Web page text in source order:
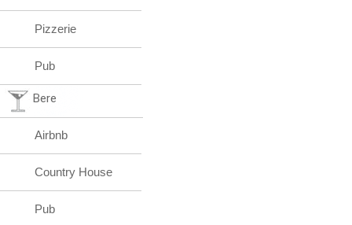
Pizzerie
Pub
Bere
Airbnb
Country House
Pub